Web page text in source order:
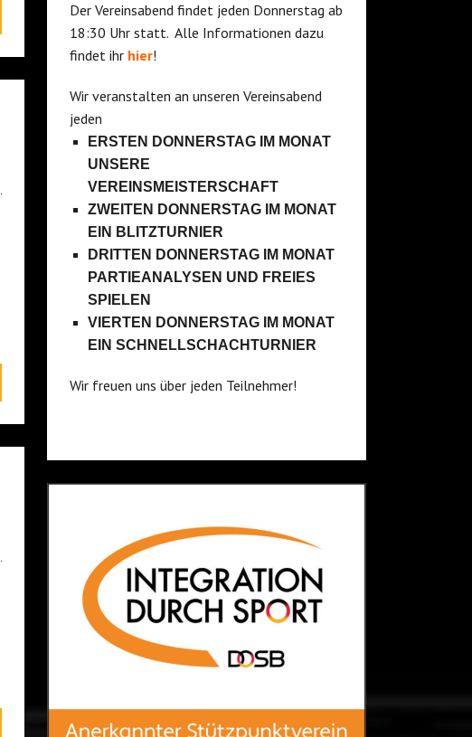
Der Vereinsabend findet jeden Donnerstag ab
18:30 Uhr statt. Alle Informationen dazu
findet ihr hier!
Wir veranstalten an unseren Vereinsabend
jeden
ERSTEN DONNERSTAG IM MONAT
UNSERE
VEREINSMEISTERSCHAFT
ZWEITEN DONNERSTAG IM MONAT
EIN BLITZTURNIER
DRITTEN DONNERSTAG IM MONAT
PARTIEANALYSEN UND FREIES
SPIELEN
VIERTEN DONNERSTAG IM MONAT
EIN SCHNELLSCHACHTURNIER
Wir freuen uns über jeden Teilnehmer!